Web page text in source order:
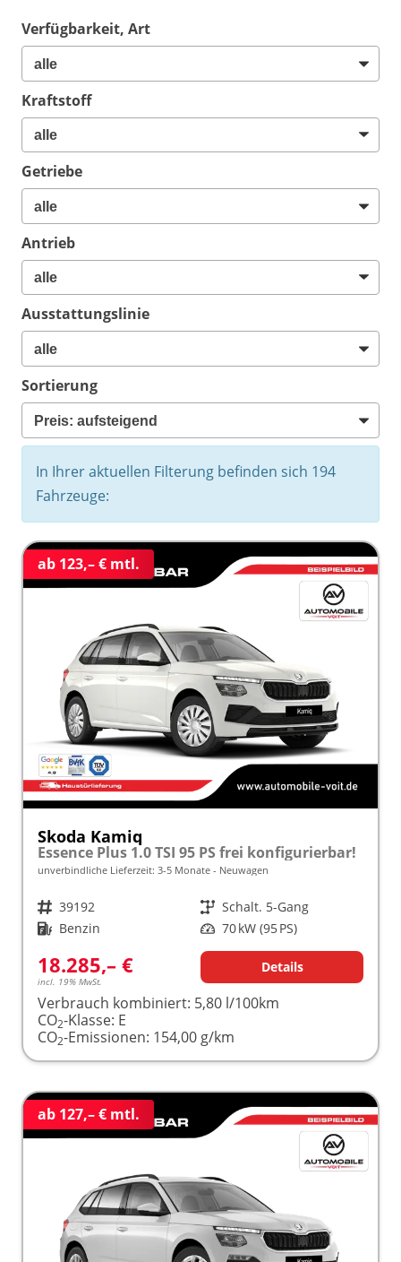
Verfügbarkeit, Art
Kraftstoff
Getriebe
Antrieb
Ausstattungslinie
Sortierung
In Ihrer aktuellen Filterung befinden sich 194
Fahrzeuge:
ab 123,– € mtl.
Skoda Kamiq
Essence Plus 1.0 TSI 95 PS frei konfigurierbar!
unverbindliche Lieferzeit: 3-5 Monate Neuwagen
Fahrzeugnr. 39192 Getriebe Schalt. 5-Gang
Kraftstoff Benzin Leistung 70 kW (95 PS)
18.285,– €
incl. 19% MwSt.
Details
Verbrauch kombiniert: 5,80 l/100km
CO2-Klasse: E
CO2-Emissionen: 154,00 g/km
ab 127,– € mtl.